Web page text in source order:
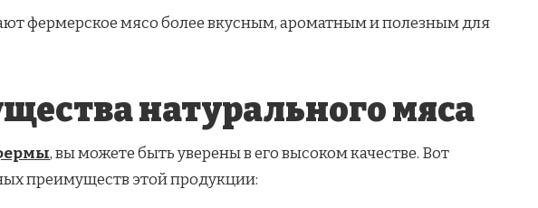
фермерское мясо более вкусным, ароматным и полезным для
натурального мяса
, вы можете быть уверены в его высоком качестве. Вот
преимуществ этой продукции: